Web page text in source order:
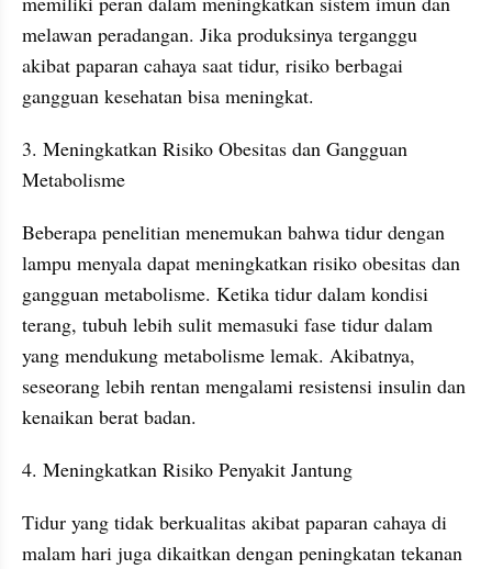
melawan peradangan. Jika produksinya terganggu
akibat paparan cahaya saat tidur, risiko berbagai
gangguan kesehatan bisa meningkat.
3. Meningkatkan Risiko Obesitas dan Gangguan
Metabolisme
Beberapa penelitian menemukan bahwa tidur dengan
lampu menyala dapat meningkatkan risiko obesitas dan
gangguan metabolisme. Ketika tidur dalam kondisi
terang, tubuh lebih sulit memasuki fase tidur dalam
yang mendukung metabolisme lemak. Akibatnya,
seseorang lebih rentan mengalami resistensi insulin dan
kenaikan berat badan.
4. Meningkatkan Risiko Penyakit Jantung
Tidur yang tidak berkualitas akibat paparan cahaya di
malam hari juga dikaitkan dengan peningkatan tekanan